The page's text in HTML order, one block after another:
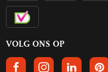
VOLG ONS OP